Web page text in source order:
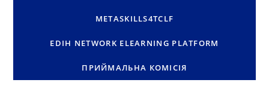
METASKILLS4TCLF
EDIH NETWORK ELEARNING PLATFORM
ПРИЙМАЛЬНА КОМІСІЯ